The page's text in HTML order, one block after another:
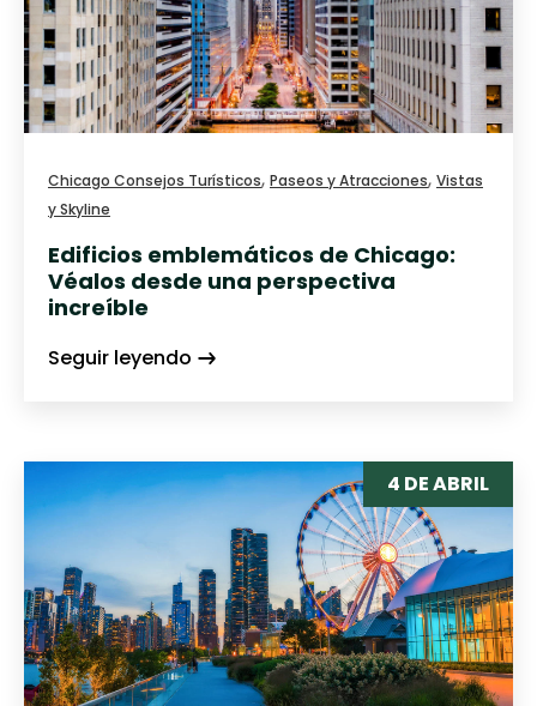
Chicago Consejos Turísticos, Paseos y Atracciones, Vistas
y Skyline
Edificios emblemáticos de Chicago:
Véalos desde una perspectiva
increíble
Seguir leyendo
4 DE ABRIL